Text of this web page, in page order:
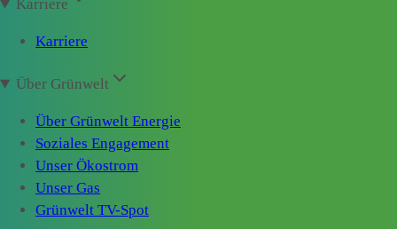
Karriere
Karriere
Über Grünwelt
Über Grünwelt Energie
Soziales Engagement
Unser Ökostrom
Unser Gas
Grünwelt TV-Spot